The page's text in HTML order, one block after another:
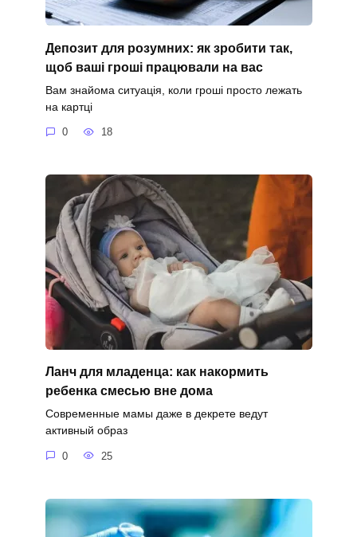
Депозит для розумних: як зробити так,
щоб ваші гроші працювали на вас
Вам знайома ситуація, коли гроші просто лежать
на картці
0 18
Ланч для младенца: как накормить
ребенка смесью вне дома
Современные мамы даже в декрете ведут
активный образ
0 25